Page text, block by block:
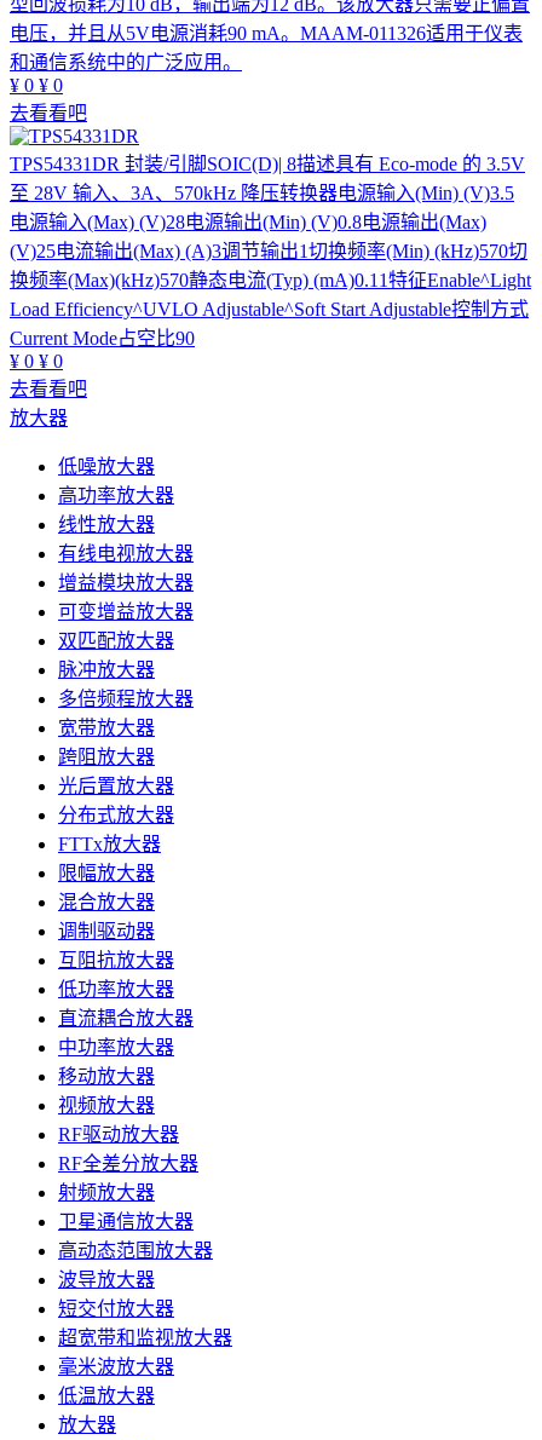
型回波损耗为10 dB，输出端为12 dB。该放大器只需要正偏置
电压，并且从5V电源消耗90 mA。MAAM-011326适用于仪表
和通信系统中的广泛应用。
¥ 0 ¥ 0
去看看吧
TPS54331DR 封装/引脚SOIC(D)| 8描述具有 Eco-mode 的 3.5V
至 28V 输入、3A、570kHz 降压转换器电源输入(Min) (V)3.5
电源输入(Max) (V)28电源输出(Min) (V)0.8电源输出(Max)
(V)25电流输出(Max) (A)3调节输出1切换频率(Min) (kHz)570切
换频率(Max)(kHz)570静态电流(Typ) (mA)0.11特征Enable^Light
Load Efficiency^UVLO Adjustable^Soft Start Adjustable控制方式
Current Mode占空比90
¥ 0 ¥ 0
去看看吧
放大器
低噪放大器
高功率放大器
线性放大器
有线电视放大器
增益模块放大器
可变增益放大器
双匹配放大器
脉冲放大器
多倍频程放大器
宽带放大器
跨阻放大器
光后置放大器
分布式放大器
FTTx放大器
限幅放大器
混合放大器
调制驱动器
互阻抗放大器
低功率放大器
直流耦合放大器
中功率放大器
移动放大器
视频放大器
RF驱动放大器
RF全差分放大器
射频放大器
卫星通信放大器
高动态范围放大器
波导放大器
短交付放大器
超宽带和监视放大器
毫米波放大器
低温放大器
放大器